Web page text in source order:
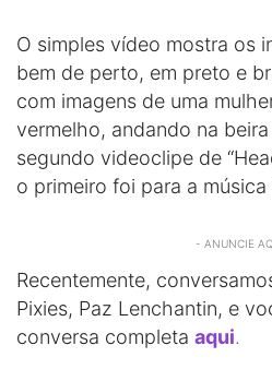
O simples vídeo mostra os
bem de perto, em preto e
com imagens de uma
vermelho, andando na
segundo videoclipe de
o primeiro foi para a música
- ANUNCIE
Recentemente,
Pixies, Paz Lenchantin, e
conversa completa aqui.